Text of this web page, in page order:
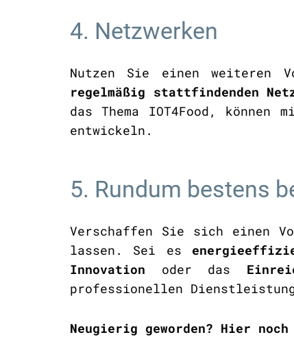
4. Netzwerken
Nutzen Sie einen weiteren
regelmäßig stattfindenden
das Thema IOT4Food,
entwickeln.
5. Rundum bestens
Verschaffen Sie sich einen
lassen. Sei es
Innovation oder das
professionellen
Neugierig geworden? Hier